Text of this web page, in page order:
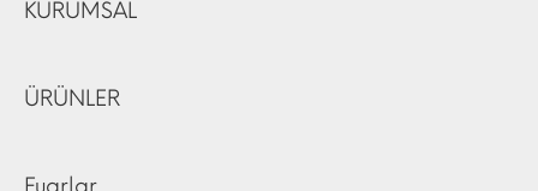
KURUMSAL
ÜRÜNLER